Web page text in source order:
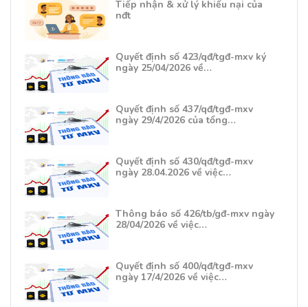
Tiếp nhận & xử lý khiếu nại của
nđt
Quyết định số 423/qđ/tgđ-mxv ký
ngày 25/04/2026 về…
Quyết định số 437/qđ/tgđ-mxv
ngày 29/4/2026 của tổng…
Quyết định số 430/qđ/tgđ-mxv
ngày 28.04.2026 về việc…
Thông báo số 426/tb/gđ-mxv ngày
28/04/2026 về việc…
Quyết định số 400/qđ/tgđ-mxv
ngày 17/4/2026 về việc…